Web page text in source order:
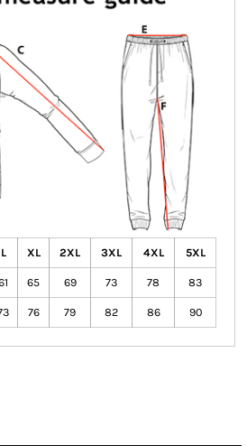
L XL 2XL 3XL 4XL 5XL
65 69 73 78 83
76 79 82 86 90